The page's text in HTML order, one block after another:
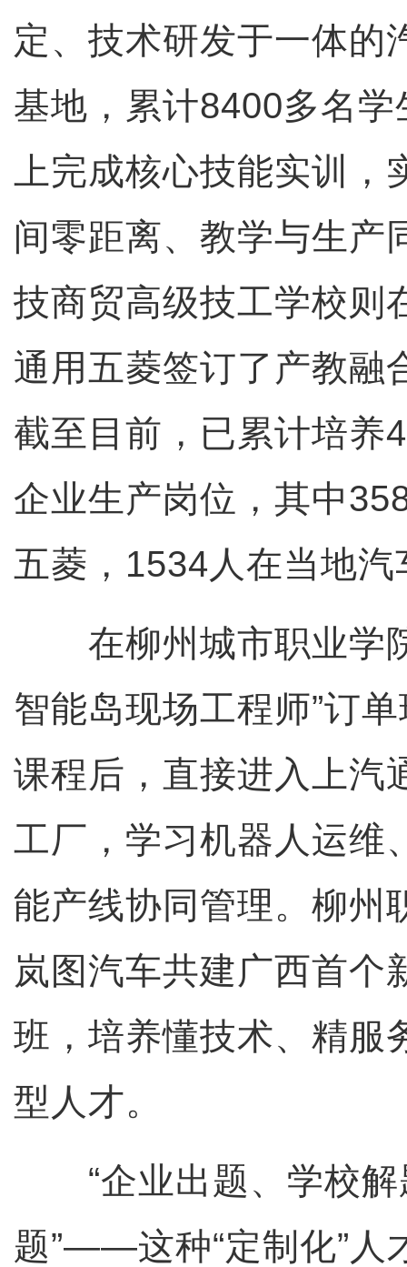
定、技术研发于一体的
基地，累计8400多名
上完成核心技能实训，
间零距离、教学与生产
技商贸高级技工学校则
通用五菱签订了产教融
截至目前，已累计培养
企业生产岗位，其中
五菱，1534人在当地
在柳州城市职业学
智能岛现场工程师”订
课程后，直接进入上汽
工厂，学习机器人运维
能产线协同管理。柳州
岚图汽车共建广西首个
班，培养懂技术、精服
型人才。
“企业出题、学校解
题”——这种“定制化”人